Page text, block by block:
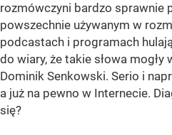
rozmówczyni bardzo sprawnie
powszechnie używanym w
podcastach i programach
do wiary, że takie słowa
Dominik Senkowski. Serio i
a już na pewno w Internecie.
się?